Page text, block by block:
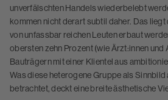
unverfälschten Handels wiederbelebt
kommen nicht derart subtil daher. Das
von unfassbar reichen Leuten erbaut
obersten zehn Prozent (wie Ärzt:innen und
Bauträgern mit einer Klientel aus
Was diese heterogene Gruppe als
betrachtet, deckt eine breite ästhetische